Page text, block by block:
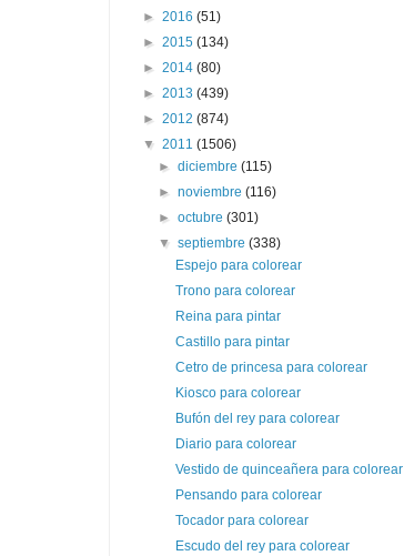
► 2016 (51)
► 2015 (134)
► 2014 (80)
► 2013 (439)
► 2012 (874)
▼ 2011 (1506)
►diciembre(115)
►noviembre(116)
►octubre(301)
▼septiembre(338)
Espejo para colorear
Trono para colorear
Reina para pintar
Castillo para pintar
Cetro de princesa para colorear
Kiosco para colorear
Bufón del rey para colorear
Diario para colorear
Vestido de quinceañera para colorear
Pensando para colorear
Tocador para colorear
Escudo del rey para colorear